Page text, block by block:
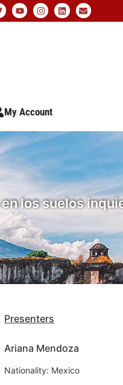
My Account
los suelos
Presenters
Ariana Mendoza
Nationality: Mexico